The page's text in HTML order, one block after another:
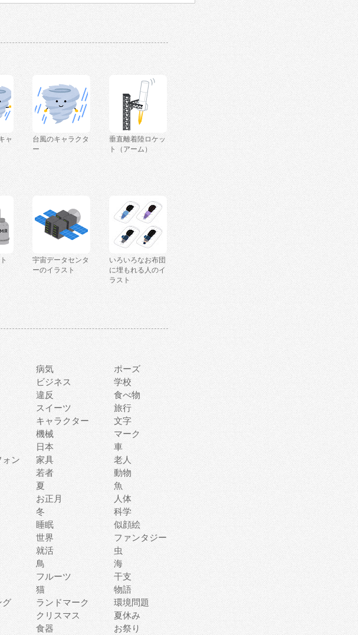
ャ
台風のキャラクタ
ー
垂直離着陸ロケッ
ト（アーム）
宇宙データセンタ
ーのイラスト
いろいろなお布団
に埋もれる人のイ
ラスト
病気
ポーズ
ビジネス
学校
違反
食べ物
スイーツ
旅行
キャラクター
文字
機械
マーク
日本
車
ォン 家具
老人
若者
動物
夏
魚
お正月
人体
冬
科学
睡眠
似顔絵
世界
ファンタジー
就活
虫
鳥
海
フルーツ
干支
猫
物語
グ ランドマーク
環境問題
クリスマス
夏休み
食器 お祭り